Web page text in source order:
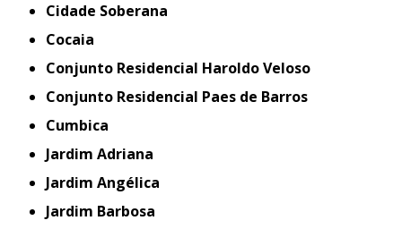
Cidade Soberana
Cocaia
Conjunto Residencial Haroldo Veloso
Conjunto Residencial Paes de Barros
Cumbica
Jardim Adriana
Jardim Angélica
Jardim Barbosa